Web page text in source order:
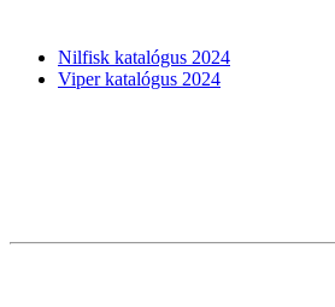
Nilfisk katalógus 2024
Viper katalógus 2024